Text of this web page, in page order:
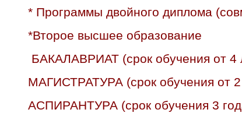
* Программы двойного диплома
*Второе высшее образование
БАКАЛАВРИАТ (срок обучения от 4
МАГИСТРАТУРА (срок обучения от 2
АСПИРАНТУРА (срок обучения 3